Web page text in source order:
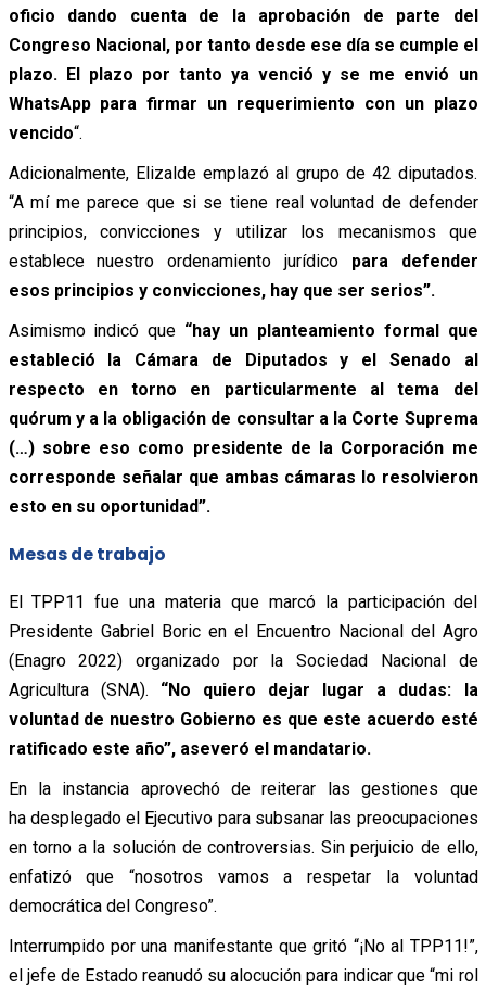
oficio dando cuenta de la aprobación de parte del
Congreso Nacional, por tanto desde ese día se cumple el
plazo. El plazo por tanto ya venció y se me envió un
WhatsApp para firmar un requerimiento con un plazo
vencido“.
Adicionalmente, Elizalde emplazó al grupo de 42 diputados.
“A mí me parece que si se tiene real voluntad de defender
principios, convicciones y utilizar los mecanismos que
establece nuestro ordenamiento jurídico para defender
esos principios y convicciones, hay que ser serios”.
Asimismo indicó que “hay un planteamiento formal que
estableció la Cámara de Diputados y el Senado al
respecto en torno en particularmente al tema del
quórum y a la obligación de consultar a la Corte Suprema
(…) sobre eso como presidente de la Corporación me
corresponde señalar que ambas cámaras lo resolvieron
esto en su oportunidad”.
Mesas de trabajo
El TPP11 fue una materia que marcó la participación del
Presidente Gabriel Boric en el Encuentro Nacional del Agro
(Enagro 2022) organizado por la Sociedad Nacional de
Agricultura (SNA). “No quiero dejar lugar a dudas: la
voluntad de nuestro Gobierno es que este acuerdo esté
ratificado este año”, aseveró el mandatario.
En la instancia aprovechó de reiterar las gestiones que
ha desplegado el Ejecutivo para subsanar las preocupaciones
en torno a la solución de controversias. Sin perjuicio de ello,
enfatizó que “nosotros vamos a respetar la voluntad
democrática del Congreso”.
Interrumpido por una manifestante que gritó “¡No al TPP11!”,
el jefe de Estado reanudó su alocución para indicar que “mi rol